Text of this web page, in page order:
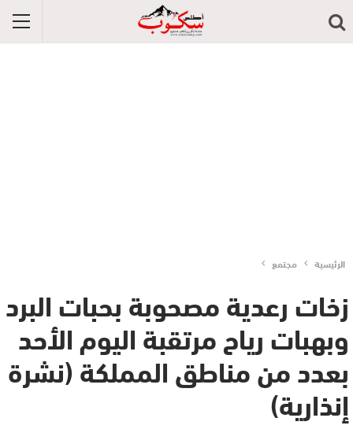
الرئيسية مجتمع
زخات رعدية مصحوبة بحبات البرد
وبهبات رياح مرتقبة اليوم الأحد
بعدد من مناطق المملكة (نشرة
إنذارية)